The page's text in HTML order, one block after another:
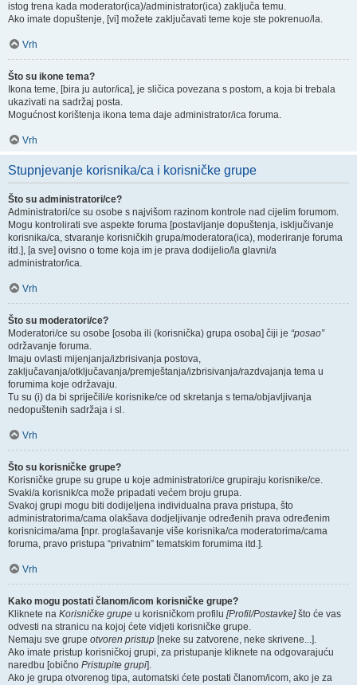
istog trena kada moderator(ica)/administrator(ica) zaključa temu.
Ako imate dopuštenje, [vi] možete zaključavati teme koje ste pokrenuo/la.
Vrh
Što su ikone tema?
Ikona teme, [bira ju autor/ica], je sličica povezana s postom, a koja bi trebala
ukazivati na sadržaj posta.
Mogućnost korištenja ikona tema daje administrator/ica foruma.
Vrh
Stupnjevanje korisnika/ca i korisničke grupe
Što su administratori/ce?
Administratori/ce su osobe s najvišom razinom kontrole nad cijelim forumom.
Mogu kontrolirati sve aspekte foruma [postavljanje dopuštenja, isključivanje
korisnika/ca, stvaranje korisničkih grupa/moderatora(ica), moderiranje foruma
itd.], [a sve] ovisno o tome koja im je prava dodijelio/la glavni/a
administrator/ica.
Vrh
Što su moderatori/ce?
Moderatori/ce su osobe [osoba ili (korisnička) grupa osoba] čiji je “posao”
održavanje foruma.
Imaju ovlasti mijenjanja/izbrisivanja postova,
zaključavanja/otključavanja/premještanja/izbrisivanja/razdvajanja tema u
forumima koje održavaju.
Tu su (i) da bi spriječili/e korisnike/ce od skretanja s tema/objavljivanja
nedopuštenih sadržaja i sl.
Vrh
Što su korisničke grupe?
Korisničke grupe su grupe u koje administratori/ce grupiraju korisnike/ce.
Svaki/a korisnik/ca može pripadati većem broju grupa.
Svakoj grupi mogu biti dodijeljena individualna prava pristupa, što
administratorima/cama olakšava dodjeljivanje određenih prava određenim
korisnicima/ama [npr. proglašavanje više korisnika/ca moderatorima/cama
foruma, pravo pristupa “privatnim” tematskim forumima itd.].
Vrh
Kako mogu postati članom/icom korisničke grupe?
Kliknete na Korisničke grupe u korisničkom profilu [Profil/Postavke]što će vas
odvesti na stranicu na kojoj ćete vidjeti korisničke grupe.
Nemaju sve grupe otvoren pristup [neke su zatvorene, neke skrivene...].
Ako imate pristup korisničkoj grupi, za pristupanje kliknete na odgovarajuću
naredbu [obično Pristupite grupi].
Ako je grupa otvorenog tipa, automatski ćete postati članom/icom, ako je za